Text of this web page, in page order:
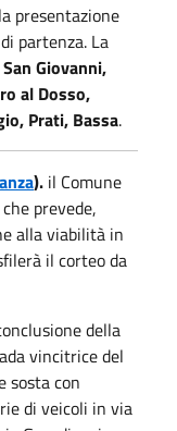
presentazione
partenza. La
Giovanni,
al Dosso,
Prati, Bassa.
). il Comune
prevede,
alla viabilità in
il corteo da
della
vincitrice del
sosta con
di veicoli in via